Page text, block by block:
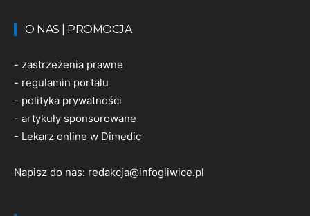
O NAS | PROMOCJA
- zastrzeżenia prawne
- regulamin portalu
- polityka prywatności
- artykuły sponsorowane
- Lekarz online w Dimedic
Napisz do nas: redakcja@infogliwice.pl